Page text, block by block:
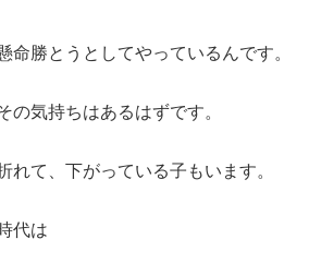
命勝とうとしてやっているんです。
の気持ちはあるはずです。
れて、下がっている子もいます。
代は